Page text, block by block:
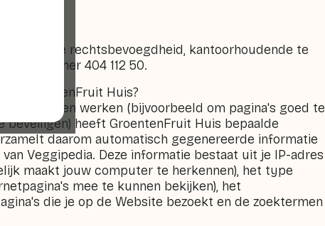
volledige rechtsbevoegdheid, kantoorhoudende te
nummer 404 112 50.
GroentenFruit Huis?
laten werken (bijvoorbeeld om pagina's goed te
heeft GroentenFruit Huis bepaalde
daarom automatisch gegenereerde informatie
Veggipedia. Deze informatie bestaat uit je IP-adres
maakt jouw computer te herkennen), het type
mee te kunnen bekijken), het
die je op de Website bezoekt en de zoektermen